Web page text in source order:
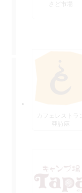
さど市場
カフェレストラン